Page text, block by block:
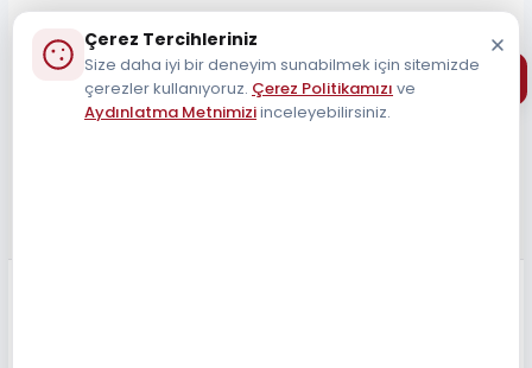
Müşteri Destek Hattı
Çerez Tercihleriniz
Size daha iyi bir deneyim sunabilmek için sitemizde
çerezler kullanıyoruz. Çerez Politikamızı ve
Aydınlatma Metnimiziinceleyebilirsiniz.